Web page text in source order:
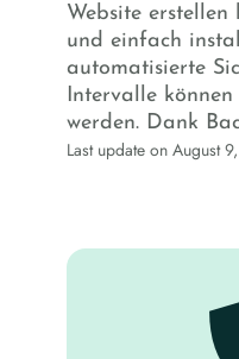
Website erstellen
und einfach
automatisierte
Intervalle
werden. Dank
Last update on August